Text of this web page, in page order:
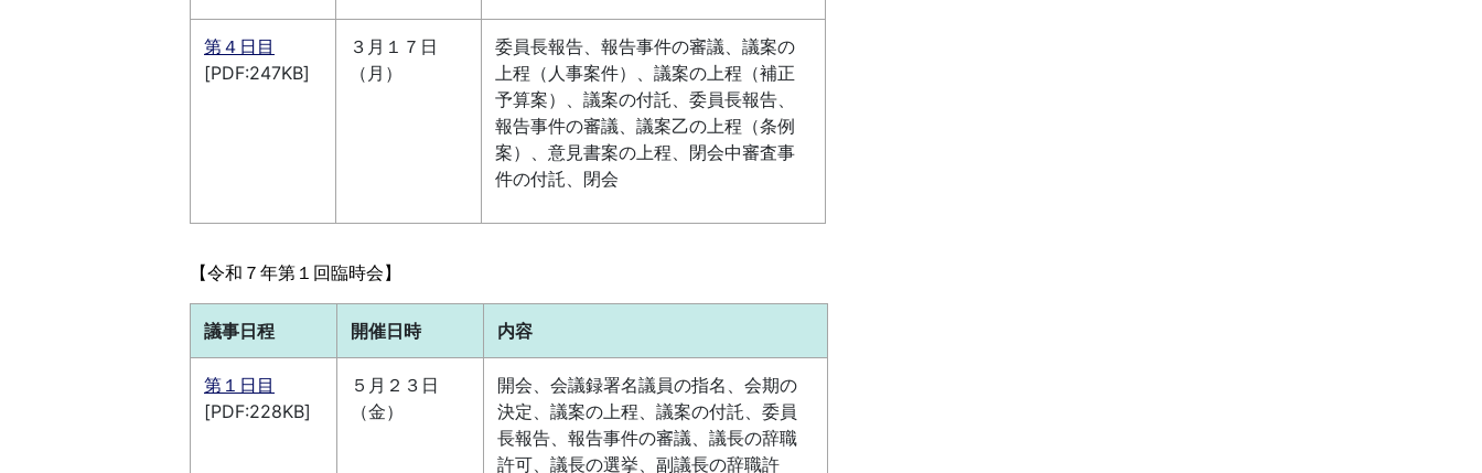
第４日目
[PDF:247KB]
３月１７日
（月）
委員長報告、報告事件の審議、議案の
上程（人事案件）、議案の上程（補正
予算案）、議案の付託、委員長報告、
報告事件の審議、議案乙の上程（条例
案）、意見書案の上程、閉会中審査事
件の付託、閉会
【令和７年第１回臨時会】
議事日程 開催日時 内容
第１日目
[PDF:228KB]
５月２３日
（金）
開会、会議録署名議員の指名、会期の
決定、議案の上程、議案の付託、委員
長報告、報告事件の審議、議長の辞職
許可、議長の選挙、副議長の辞職許